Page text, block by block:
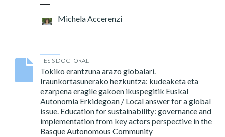
Michela Accerenzi
TESIS DOCTORAL
Tokiko erantzuna arazo globalari.
Iraunkortasunerako hezkuntza: kudeaketa eta
ezarpena eragile gakoen ikuspegitik Euskal
Autonomia Erkidegoan / Local answer for a global
issue. Education for sustainability: governance and
implementation from key actors perspective in the
Basque Autonomous Community